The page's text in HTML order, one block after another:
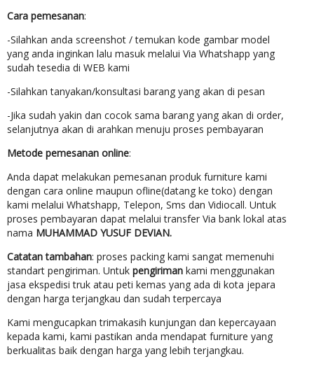
Cara pemesanan:
-Silahkan anda screenshot / temukan kode gambar model
yang anda inginkan lalu masuk melalui Via Whatshapp yang
sudah tesedia di WEB kami
-Silahkan tanyakan/konsultasi barang yang akan di pesan
-Jika sudah yakin dan cocok sama barang yang akan di order,
selanjutnya akan di arahkan menuju proses pembayaran
Metode pemesanan online:
Anda dapat melakukan pemesanan produk furniture kami
dengan cara online maupun ofline(datang ke toko) dengan
kami melalui Whatshapp, Telepon, Sms dan Vidiocall. Untuk
proses pembayaran dapat melalui transfer Via bank lokal atas
nama MUHAMMAD YUSUF DEVIAN.
Catatan tambahan: proses packing kami sangat memenuhi
standart pengiriman. Untuk pengiriman kami menggunakan
jasa ekspedisi truk atau peti kemas yang ada di kota jepara
dengan harga terjangkau dan sudah terpercaya
Kami mengucapkan trimakasih kunjungan dan kepercayaan
kepada kami, kami pastikan anda mendapat furniture yang
berkualitas baik dengan harga yang lebih terjangkau.